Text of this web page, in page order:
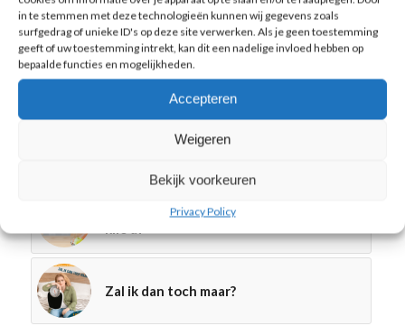
in te stemmen met deze technologieën kunnen wij gegevens zoals
surfgedrag of unieke ID's op deze site verwerken. Als je geen toestemming
geeft of uw toestemming intrekt, kan dit een nadelige invloed hebben op
bepaalde functies en mogelijkheden.
Accepteren
Weigeren
Bekijk voorkeuren
Privacy Policy
Misschien ook iets voor u
Zadeltassen en plaatselijk vet
Energetisch testen van
huidverzorgingsproducten, suppletie
Mevrouw, 66 jaar, viel maar liefst 17
Zal ik dan toch maar?